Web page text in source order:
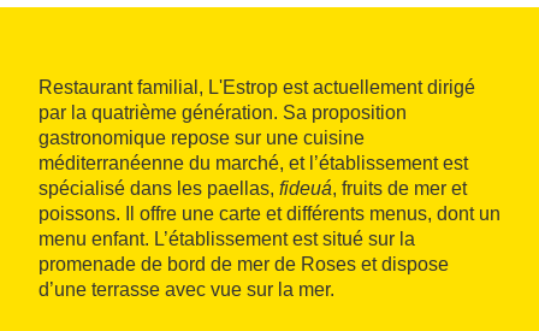
Restaurant familial, L'Estrop est actuellement dirigé
par la quatrième génération. Sa proposition
gastronomique repose sur une cuisine
méditerranéenne du marché, et l’établissement est
spécialisé dans les paellas, fideuá, fruits de mer et
poissons. Il offre une carte et différents menus, dont un
menu enfant. L’établissement est situé sur la
promenade de bord de mer de Roses et dispose
d’une terrasse avec vue sur la mer.